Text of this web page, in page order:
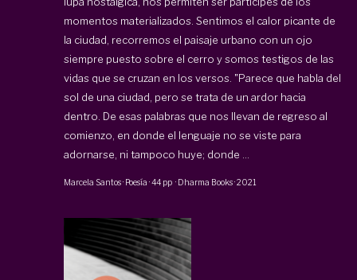
momentos materializados. Sentimos el calor picante de
la ciudad, recorremos el paisaje urbano con un ojo
siempre puesto sobre el cerro y somos testigos de las
vidas que se cruzan en los versos. "Parece que habla del
sol de una ciudad, pero se trata de un ardor hacia
dentro. De esas palabras que nos llevan de regreso al
comienzo, en donde el lenguaje no se viste para
adornarse, ni tampoco huye; donde ...
Marcela Santos· Poesía ·44 pp · Dharma Books·2021